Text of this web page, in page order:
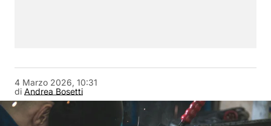
di Andrea Bosetti
4 Marzo 2026, 10:31